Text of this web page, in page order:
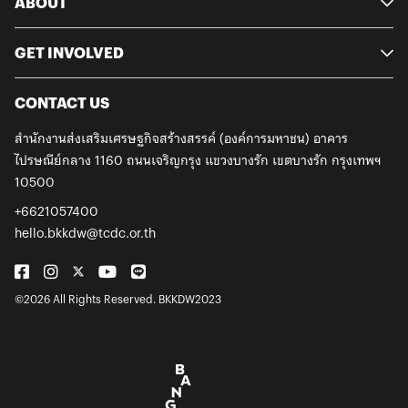
และเปลี่ยนแปลงเป็นหนึ่งในปัจจัยของการสร้างสรรค์ไม่รู้จบ เมืองที่
เราสนุกกับประสาทสัมผัสต่างๆ สามารถส่งต่อแรงบันดาลใจและขับ
เคลื่อนสังคมแห่งการสังสรรค์ให้กับผู้มาเยือนได้แน่นอน หากสนใจ
ลิ้มรสประสบการณ์ใหม่ในการใส่ใจสุขภาพ และศึกษาแบรนด์ไทยที่
มีความเก่าแก่และดำรงอัตลักษณ์มาอย่างยาวนาน สามารถเยี่ยม
ชมได้ที่งาน Bangkok Design Week 2023 ปีนี้–Bangkok
Design Week 2023urban‘NICE’zationเมือง-มิตร-ดี4 – 12 FEB
2023#BKKDW2023#BangkokDesignWeek#urbanNICEzation
เอกลักษณ์3. ย่านนางเลิ้ง ออกแบบโดย Natthaphorn ศิลปินนำ
แรงบันดาลใจจากสถานที่แห่งความทรงจำอย่างสนามม้านางเลิ้ง
มาผสมผสานกับเรื่องราวของสถาปัตยกรรมชุมชน โดยใช้โทนสีชมพู
ขาวที่เป็นเอกลักษณ์ของตึกเก่าในย่านนี้4. ย่านอารีย์ – ประดิพัทธ์
ออกแบบโดย Eaowen ศิลปินมองว่าความสนุกของอารีย์คือผู้คน
ทั้งคนในย่านและคนที่แวะมาเยี่ยมเยือน เธอจึงนำเสนอภาพผู้คน
ตา ทว่าแฝงไปด้วยเรื่องราวน่าสนใจมากมาย5. ย่านพระนคร
ออกแบบโดย Nakrob Moonmanas ศิลปินคอลลาจที่หยิบเอา
หลากหลายเรื่องราวอันอบอวลไปด้วยกลิ่นอายอดีต และแลนด์มาร์
กสำคัญของย่านพระนครมานำเสนอในรูปแบบเฉพาะตัว6. ย่าน
พร้อมพงษ์ ออกแบบโดย Kanith ศิลปินเลือกใช้สีสันสดใสและลาย
เส้นที่ดูมีชีวิตชีวา นำเสนอความคึกคักของย่านเศรษฐกิจที่เต็มไป
ด้วยพหุวัฒนธรรมและป๊อปคัลเจอร์ 7. ย่านวงเวียนใหญ่ – ตลาดพลู
ออกแบบโดย Jiranarong หนุ่มนักชิมที่หยิบเอาอาหารเด่นประจำ
ย่านตลาดพลู อย่างกุยช่าย บะหมี่ และไอศกรีมไข่แข็ง มาประกอบ
ร่างกับเจ้าหมีตัวโตดัดแปลงมาจากเนื้อไอศกรีมกะทิสีขาว และมีกิม
ช่างไม้ ถูกถ่ายทอดออกมาผ่านคาแรกเตอร์ขี้เล่นสีสันสดใส ที่เป็น
เอกลักษณ์เฉพาะตัวของศิลปิน9. ย่านปากคลองตลาด ออกแบบ
GET INVOLVED
CONTACT US
สำนักงานส่งเสริมเศรษฐกิจสร้างสรรค์ (องค์การมหาชน) อาคาร
ไปรษณีย์กลาง 1160 ถนนเจริญกรุง แขวงบางรัก เขตบางรัก กรุงเทพฯ
10500
+6621057400
hello.bkkdw@tcdc.or.th
©2026 All Rights Reserved. BKKDW2023